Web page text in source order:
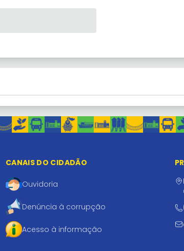
CANAIS DO CIDADÃO
Ouvidoria
Denúncia à corrupção
Acesso à informação